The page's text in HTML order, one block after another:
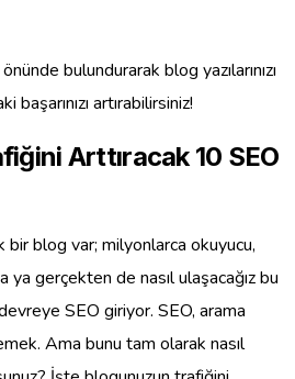
bulundurarak blog yazılarınızı
artırabilirsiniz!
Arttıracak 10 SEO
blog var; milyonlarca okuyucu,
gerçekten de nasıl ulaşacağız bu
SEO giriyor. SEO, arama
Ama bunu tam olarak nasıl